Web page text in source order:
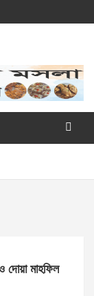
দোয়া মাহফিল